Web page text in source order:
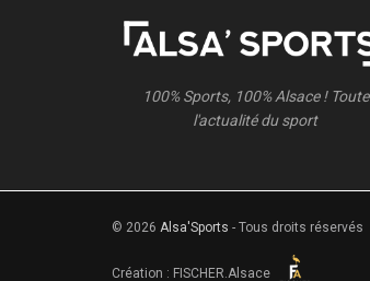
100% Sports, 100% Alsace ! Toute
l'actualité du sport
© 2026 Alsa'Sports - Tous droits réservés
Création : FISCHER.Alsace